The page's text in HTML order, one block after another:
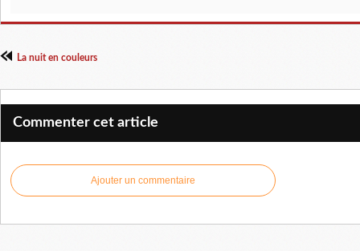
La nuit en couleurs
Commenter cet article
Ajouter un commentaire